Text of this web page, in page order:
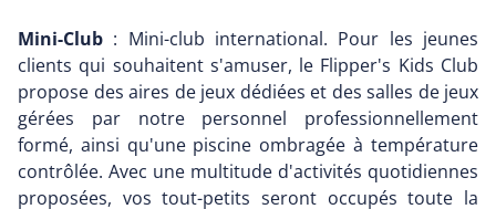
Mini-Club : Mini-club international. Pour les jeunes
clients qui souhaitent s'amuser, le Flipper's Kids Club
propose des aires de jeux dédiées et des salles de jeux
gérées par notre personnel professionnellement
formé, ainsi qu'une piscine ombragée à température
contrôlée. Avec une multitude d'activités quotidiennes
proposées, vos tout-petits seront occupés toute la